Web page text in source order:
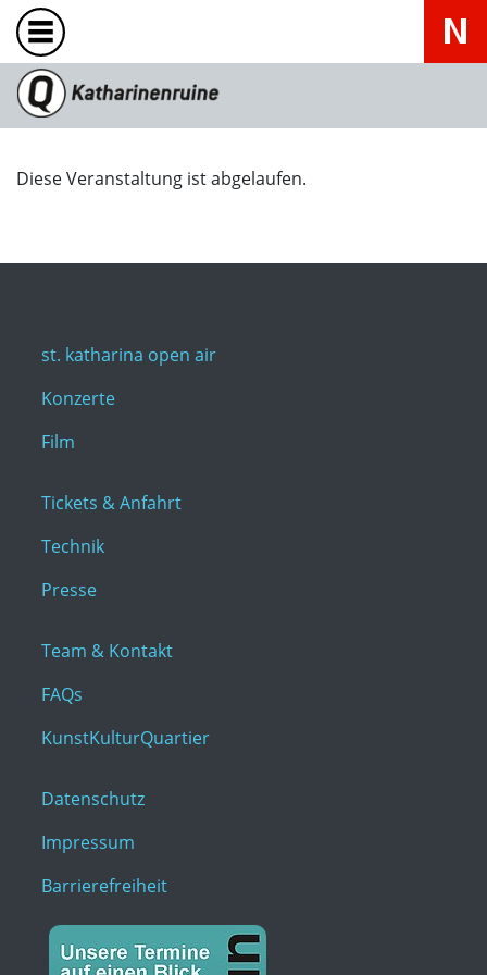
Diese Veranstaltung ist abgelaufen.
st. katharina open air
Konzerte
Film
Tickets & Anfahrt
Technik
Presse
Team & Kontakt
FAQs
KunstKulturQuartier
Datenschutz
Impressum
Barrierefreiheit